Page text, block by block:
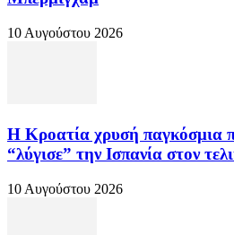
10 Αυγούστου 2026
Η Κροατία χρυσή παγκόσμια
“λύγισε” την Ισπανία στον
10 Αυγούστου 2026